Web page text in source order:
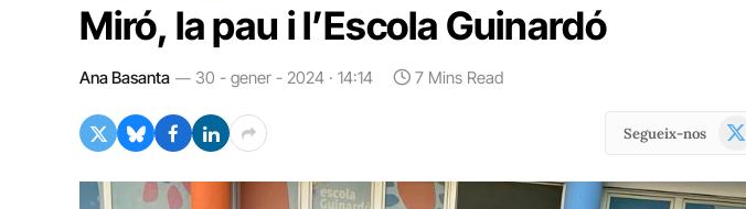
Miró, la pau i l’Escola Guinardó
Ana Basanta 30 - gener - 2024 · 14:14 7 Mins Read
Segueix-nos
X